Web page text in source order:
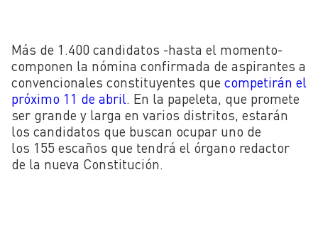
Más de 1.400 candidatos -hasta el momento-
componen la nómina confirmada de aspirantes a
convencionales constituyentes que competirán el
próximo 11 de abril . En la papeleta, que promete
ser grande y larga en varios distritos, estarán
los candidatos que buscan ocupar uno de
los 155 escaños que tendrá el órgano redactor
de la nueva Constitución.